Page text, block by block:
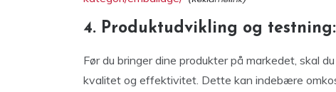
4. Produktudvikling og testning:
Før du bringer dine produkter på markedet, skal
kvalitet og effektivitet. Dette kan indebære